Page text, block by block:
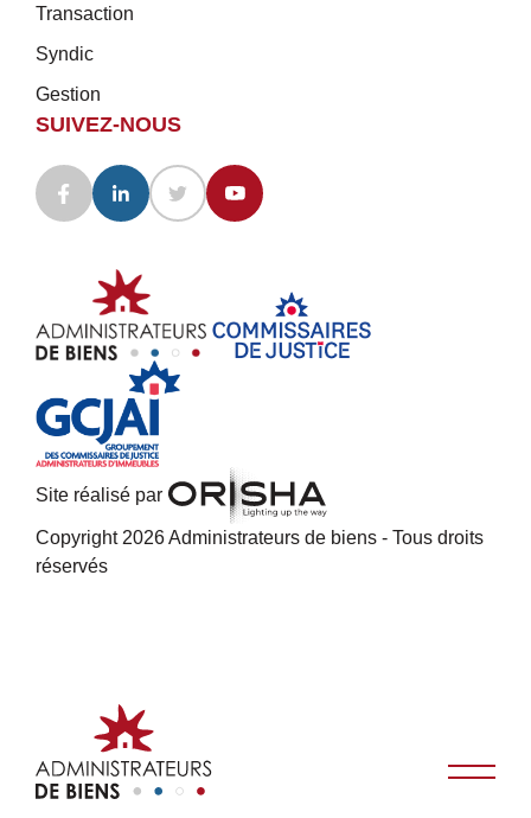
Transaction
Syndic
Gestion
SUIVEZ-NOUS
Site réalisé par
Copyright 2026 Administrateurs de biens - Tous droits
réservés